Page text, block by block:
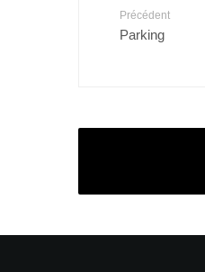
Précédent
Parking